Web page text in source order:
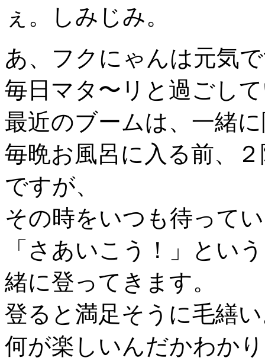
ぇ。しみじみ。
あ、フクにゃんは元気
毎日マタ〜リと過ごし
最近のブームは、一緒
毎晩お風呂に入る前、
ですが、
その時をいつも待って
「さあいこう！」とい
緒に登ってきます。
登ると満足そうに毛繕
何が楽しいんだかわか